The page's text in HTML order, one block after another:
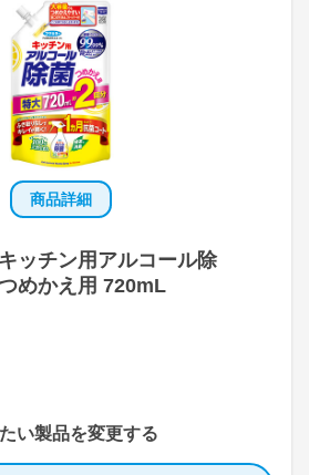
商品詳細
ッチン用アルコール除
めかえ用 720mL
い製品を変更する